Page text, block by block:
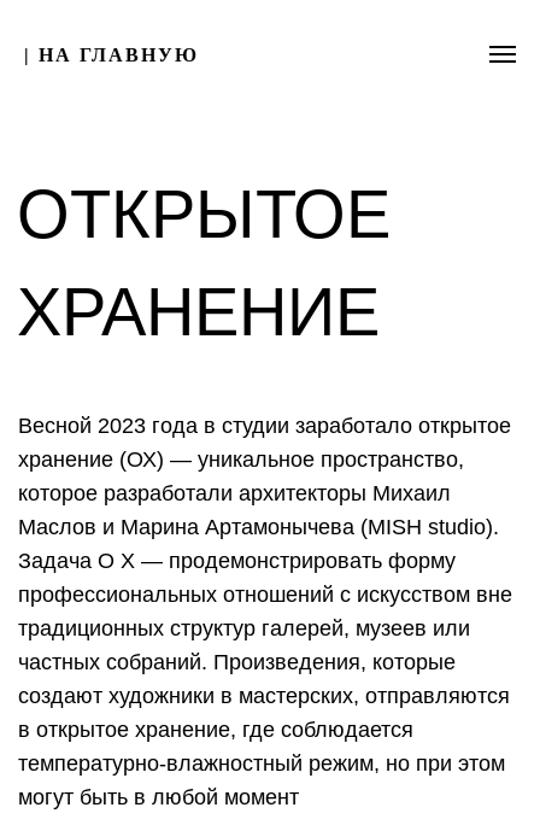
| НА ГЛАВНУЮ
ХРАНЕНИЕ
Весной 2023 года в студии заработало открытое
хранение (ОХ) — уникальное пространство,
профессиональных отношений с искусством вне
традиционных структур галерей, музеев или
частных собраний. Произведения, которые
создают художники в мастерских, отправляются
в открытое хранение, где соблюдается
могут быть в любой момент
продемонстрированы кураторам